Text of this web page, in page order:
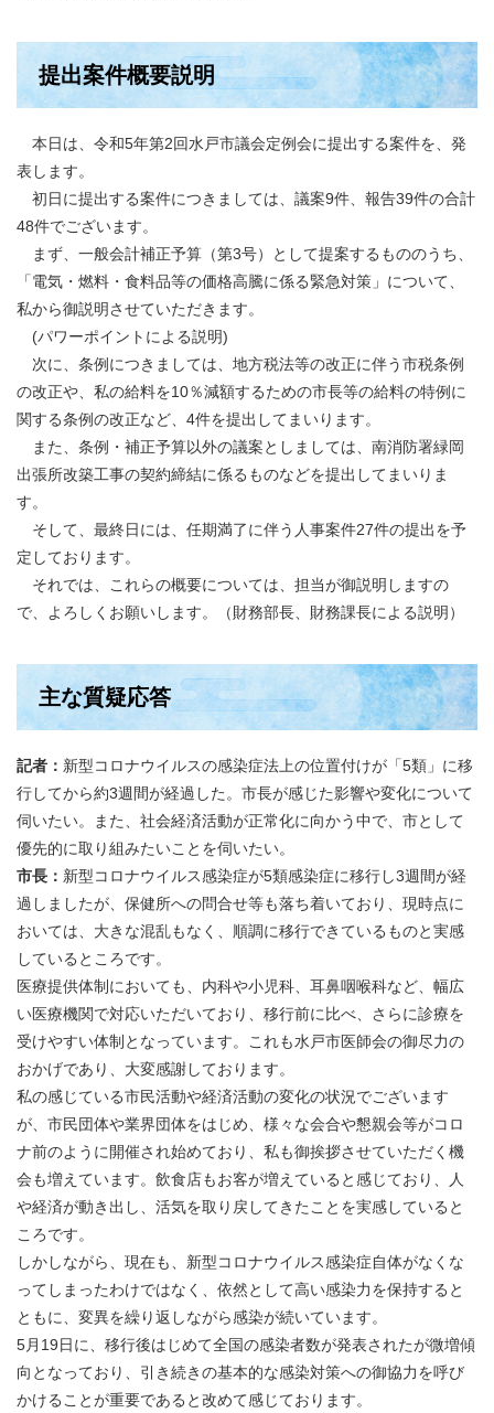
提出案件概要説明
本日は、令和5年第2回水戸市議会定例会に提出する案件を、発
表します。
初日に提出する案件につきましては、議案9件、報告39件の合計
48件でございます。
まず、一般会計補正予算（第3号）として提案するもののうち、
「電気・燃料・食料品等の価格高騰に係る緊急対策」について、
私から御説明させていただきます。
(パワーポイントによる説明)
次に、条例につきましては、地方税法等の改正に伴う市税条例
の改正や、私の給料を10％減額するための市長等の給料の特例に
関する条例の改正など、4件を提出してまいります。
また、条例・補正予算以外の議案としましては、南消防署緑岡
出張所改築工事の契約締結に係るものなどを提出してまいりま
す。
そして、最終日には、任期満了に伴う人事案件27件の提出を予
定しております。
それでは、これらの概要については、担当が御説明しますの
で、よろしくお願いします。（財務部長、財務課長による説明）
主な質疑応答
記者： 新型コロナウイルスの感染症法上の位置付けが「5類」に移
行してから約3週間が経過した。市長が感じた影響や変化について
伺いたい。また、社会経済活動が正常化に向かう中で、市として
優先的に取り組みたいことを伺いたい。
市長： 新型コロナウイルス感染症が5類感染症に移行し3週間が経
過しましたが、保健所への問合せ等も落ち着いており、現時点に
おいては、大きな混乱もなく、順調に移行できているものと実感
しているところです。
医療提供体制においても、内科や小児科、耳鼻咽喉科など、幅広
い医療機関で対応いただいており、移行前に比べ、さらに診療を
受けやすい体制となっています。これも水戸市医師会の御尽力の
おかげであり、大変感謝しております。
私の感じている市民活動や経済活動の変化の状況でございます
が、市民団体や業界団体をはじめ、様々な会合や懇親会等がコロ
ナ前のように開催され始めており、私も御挨拶させていただく機
会も増えています。飲食店もお客が増えていると感じており、人
や経済が動き出し、活気を取り戻してきたことを実感していると
ころです。
しかしながら、現在も、新型コロナウイルス感染症自体がなくな
ってしまったわけではなく、依然として高い感染力を保持すると
ともに、変異を繰り返しながら感染が続いています。
5月19日に、移行後はじめて全国の感染者数が発表されたが微増傾
向となっており、引き続きの基本的な感染対策への御協力を呼び
かけることが重要であると改めて感じております。